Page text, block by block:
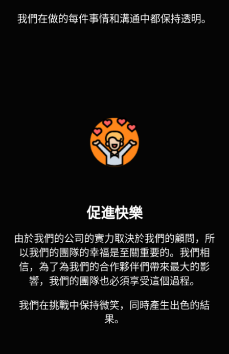
我們在做的每件事情和溝通中都保持透明。
促進快樂
由於我們的公司的實力取決於我們的顧問，所
以我們的團隊的幸福是至關重要的。我們相
信，為了為我們的合作夥伴們帶來最大的影
響，我們的團隊也必須享受這個過程。
我們在挑戰中保持微笑，同時產生出色的結
果。